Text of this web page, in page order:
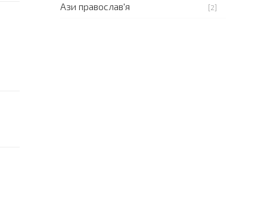
Ази православ'я [2]